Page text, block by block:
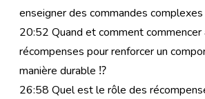
enseigner des commandes
20:52 Quand et comment commencer
récompenses pour renforcer un
manière durable ⁉
26:58 Quel est le rôle des